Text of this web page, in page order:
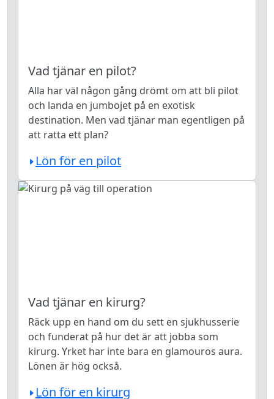
Vad tjänar en pilot?
Alla har väl någon gång drömt om att bli pilot
och landa en jumbojet på en exotisk
destination. Men vad tjänar man egentligen på
att ratta ett plan?
Lön för en pilot
Vad tjänar en kirurg?
Räck upp en hand om du sett en sjukhusserie
och funderat på hur det är att jobba som
kirurg. Yrket har inte bara en glamourös aura.
Lönen är hög också.
Lön för en kirurg